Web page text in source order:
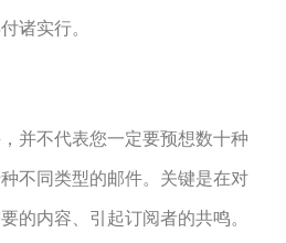
诸实行。
并不代表您一定要预想数十种
不同类型的邮件。关键是在对
的内容、引起订阅者的共鸣。